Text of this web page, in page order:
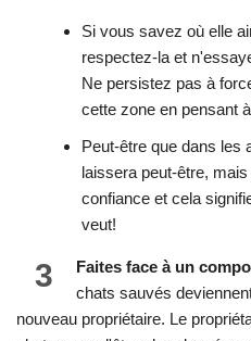
Si vous savez où elle
respectez-la et
Ne persistez pas à
cette zone en pensant
Peut-être que dans les
laissera peut-être,
confiance et cela
veut!
3 Faites face à un
chats sauvés
nouveau propriétaire. Le